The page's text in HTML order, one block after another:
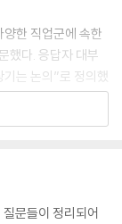
엇”으로 시작하는
대신 “무엇이 그
사실을 부정하려
생산적일 수 있다.
고 자신감을 얻는
한 직업군에 속한
했다. 응답자 대부
는 논의”로 정의했
단어를 사용했다.
이라고 생각한다.
들이 하는 것이어
문들이 정리되어